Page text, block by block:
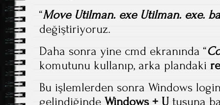
“Move Utilman. exe Utilman. exe.
değiştiriyoruz.
Daha sonra yine cmd ekranında “
komutunu kullanıp, arka plandaki
Bu işlemlerden sonra Windows
gelindiğinde Windows + U tuşuna